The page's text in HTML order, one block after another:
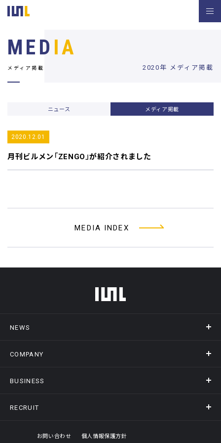
2020年 メディア掲載
MED IA
メディア掲載
ニュース メディア掲載
2020.12.01
月刊ビルメン 「ZENGO」が紹介されました
MEDIA INDEX
フッターメニュー
NEWS
ニュース
COMPANY
会社概要
オフィスギャラリー
BUSINESS
事業情報トップ
RECRUIT
採用情報トップ
お問い合わせ 個人情報保護方針